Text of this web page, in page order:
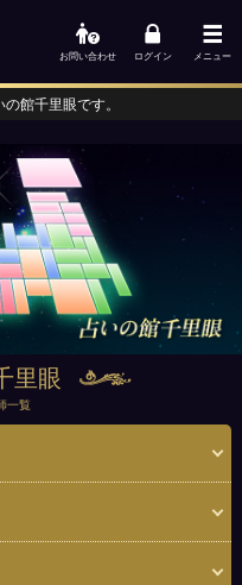
お問い合わせ ログイン メニュー
里眼
一覧